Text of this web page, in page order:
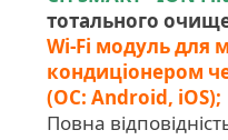
тотального
Wi-Fi модуль для
кондиціонером
(ОС: Android, iOS);
Повна